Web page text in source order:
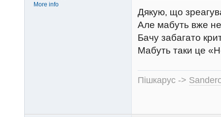
More info
Дякую, що
Але мабуть вже
Бачу забагато
Мабуть таки це
Пішкарус ->